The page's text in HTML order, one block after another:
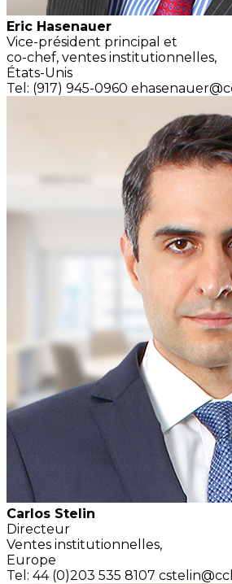
Eric Hasenauer
Vice-président principal et
co-chef, ventes institutionnelles,
États-Unis
Tel: (917) 945-0960
Carlos Stelin
Directeur
Ventes institutionnelles,
Europe
Tel: 44 (0)203 535 8107